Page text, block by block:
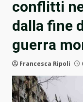
conflitti
dalla fine
guerra
Francesca Ripoli